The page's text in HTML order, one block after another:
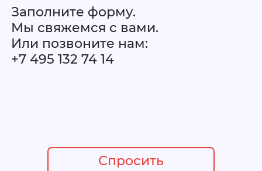
Заполните форму.
Мы свяжемся с вами.
Или позвоните нам:
+7 495 132 74 14
Спросить